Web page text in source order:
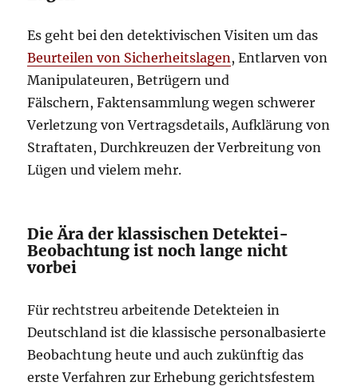
Es geht bei den detektivischen Visiten um das
Beurteilen von Sicherheitslagen , Entlarven von
Manipulateuren, Betrügern und
Fälschern, Faktensammlung wegen schwerer
Verletzung von Vertragsdetails, Aufklärung von
Straftaten, Durchkreuzen der Verbreitung von
Lügen und vielem mehr.
Die Ära der klassischen Detektei-
Beobachtung ist noch lange nicht
vorbei
Für rechtstreu arbeitende Detekteien in
Deutschland ist die klassische personalbasierte
Beobachtung heute und auch zukünftig das
erste Verfahren zur Erhebung gerichtsfestem